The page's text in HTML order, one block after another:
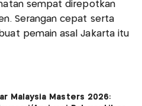
sempat direpotkan
Serangan cepat serta
pemain asal Jakarta itu
Malaysia Masters 2026: